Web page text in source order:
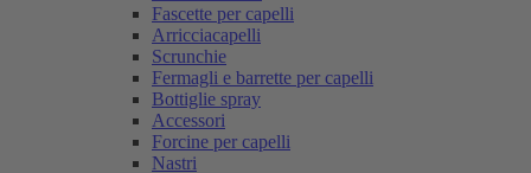
Fascette per capelli
Arricciacapelli
Scrunchie
Fermagli e barrette per capelli
Bottiglie spray
Accessori
Forcine per capelli
Nastri